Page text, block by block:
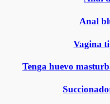
Anal
Vagina
Tenga huevo